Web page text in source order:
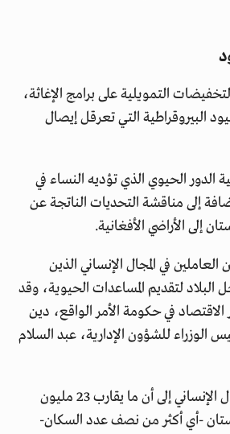
التمويلية على برامج الإغاثة،
البيروقراطية التي تعرقل إيصال
الحيوي الذي تؤديه النساء في
إلى مناقشة التحديات الناتجة عن
إلى الأراضي الأفغانية.
في المجال الإنساني الذين
لتقديم المساعدات الحيوية، وقد
في حكومة الأمر الواقع، دين
الوزراء للشؤون الإدارية، عبد السلام
وأشار العاملون في المجال الإنساني إلى أن ما يقارب 23 مليون
-أي أكثر من نصف عدد السكان-